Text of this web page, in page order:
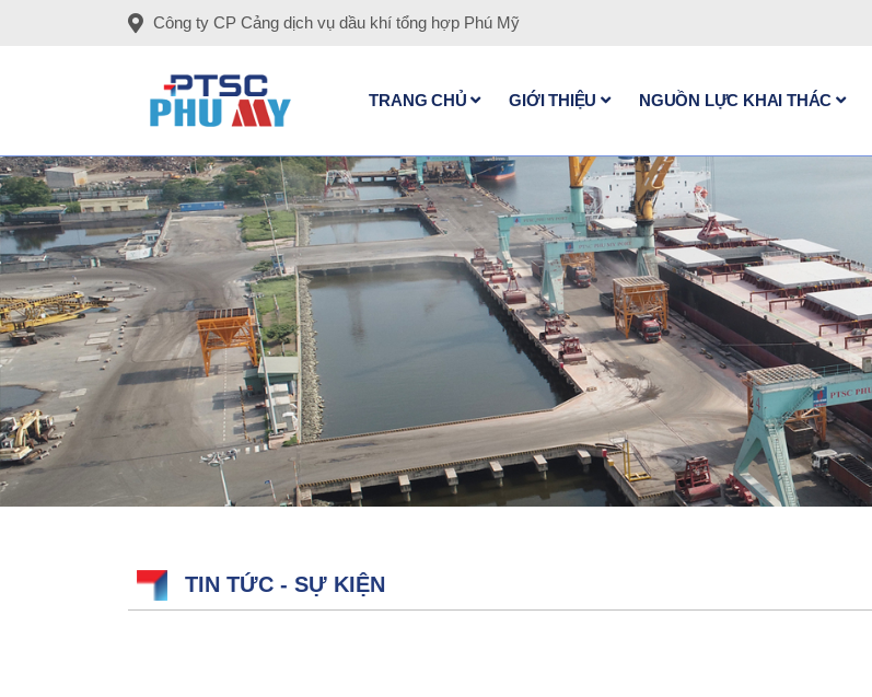
Công ty CP Cảng dịch vụ dầu khí tổng hợp Phú Mỹ
TRANG CHỦ GIỚI THIỆU NGUỒN LỰC KHAI THÁC
TIN TỨC - SỰ KIỆN